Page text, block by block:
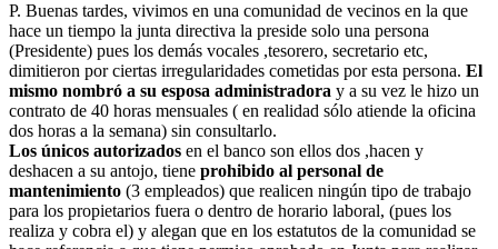
P. Buenas tardes, vivimos en una comunidad de vecinos en la que
hace un tiempo la junta directiva la preside solo una persona
(Presidente) pues los demás vocales ,tesorero, secretario etc,
dimitieron por ciertas irregularidades cometidas por esta persona. El
mismo nombró a su esposa administradora y a su vez le hizo un
contrato de 40 horas mensuales ( en realidad sólo atiende la oficina
dos horas a la semana) sin consultarlo.
Los únicos autorizados en el banco son ellos dos ,hacen y
deshacen a su antojo, tiene prohibido al personal de
mantenimiento (3 empleados) que realicen ningún tipo de trabajo
para los propietarios fuera o dentro de horario laboral, (pues los
realiza y cobra el) y alegan que en los estatutos de la comunidad se